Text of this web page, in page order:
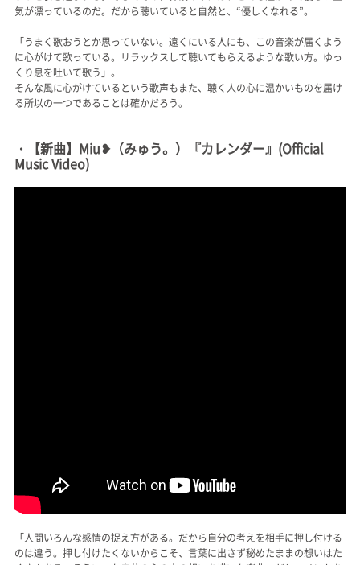
気が漂っているのだ。だから聴いていると自然と、“優しくなれる”。
「うまく歌おうとか思っていない。遠くにいる人にも、この音楽が届くよう
に心がけて歌っている。リラックスして聴いてもらえるような歌い方。ゆっ
くり息を吐いて歌う」。
そんな風に心がけているという歌声もまた、聴く人の心に温かいものを届け
る所以の一つであることは確かだろう。
・【新曲】Miu❥（みゅう。）『カレンダー』(Official
Music Video)
「人間いろんな感情の捉え方がある。だから自分の考えを相手に押し付ける
のは違う。押し付けたくないからこそ、言葉に出さず秘めたままの想いはた